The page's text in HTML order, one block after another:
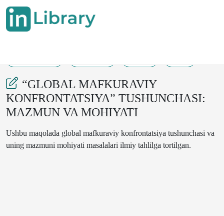
“GLOBAL MAFKURAVIY
KONFRONTATSIYA” TUSHUNCHASI:
MAZMUN VA MOHIYATI
Ushbu maqolada global mafkuraviy konfrontatsiya tushunchasi va
uning mazmuni mohiyati masalalari ilmiy tahlilga tortilgan.